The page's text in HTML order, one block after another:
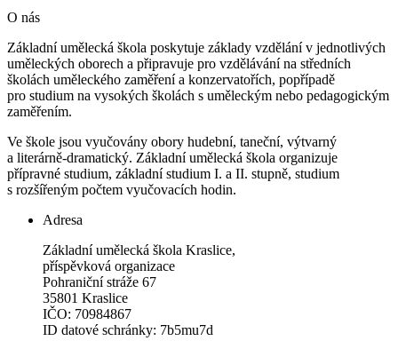
O nás
Základní umělecká škola poskytuje základy vzdělání v jednotlivých
uměleckých oborech a připravuje pro vzdělávání na středních
školách uměleckého zaměření a konzervatořích, popřípadě
pro studium na vysokých školách s uměleckým nebo pedagogickým
zaměřením.
Ve škole jsou vyučovány obory hudební, taneční, výtvarný
a literárně-dramatický. Základní umělecká škola organizuje
přípravné studium, základní studium I. a II. stupně, studium
s rozšířeným počtem vyučovacích hodin.
Adresa
Základní umělecká škola Kraslice,
příspěvková organizace
Pohraniční stráže 67
35801 Kraslice
IČO: 70984867
ID datové schránky: 7b5mu7d